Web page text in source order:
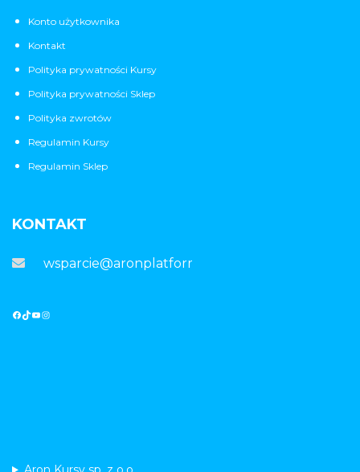
Konto użytkownika
Kontakt
Polityka prywatności Kursy
Polityka prywatności Sklep
Polityka zwrotów
Regulamin Kursy
Regulamin Sklep
KONTAKT
wsparcie@aronplatforma.pl